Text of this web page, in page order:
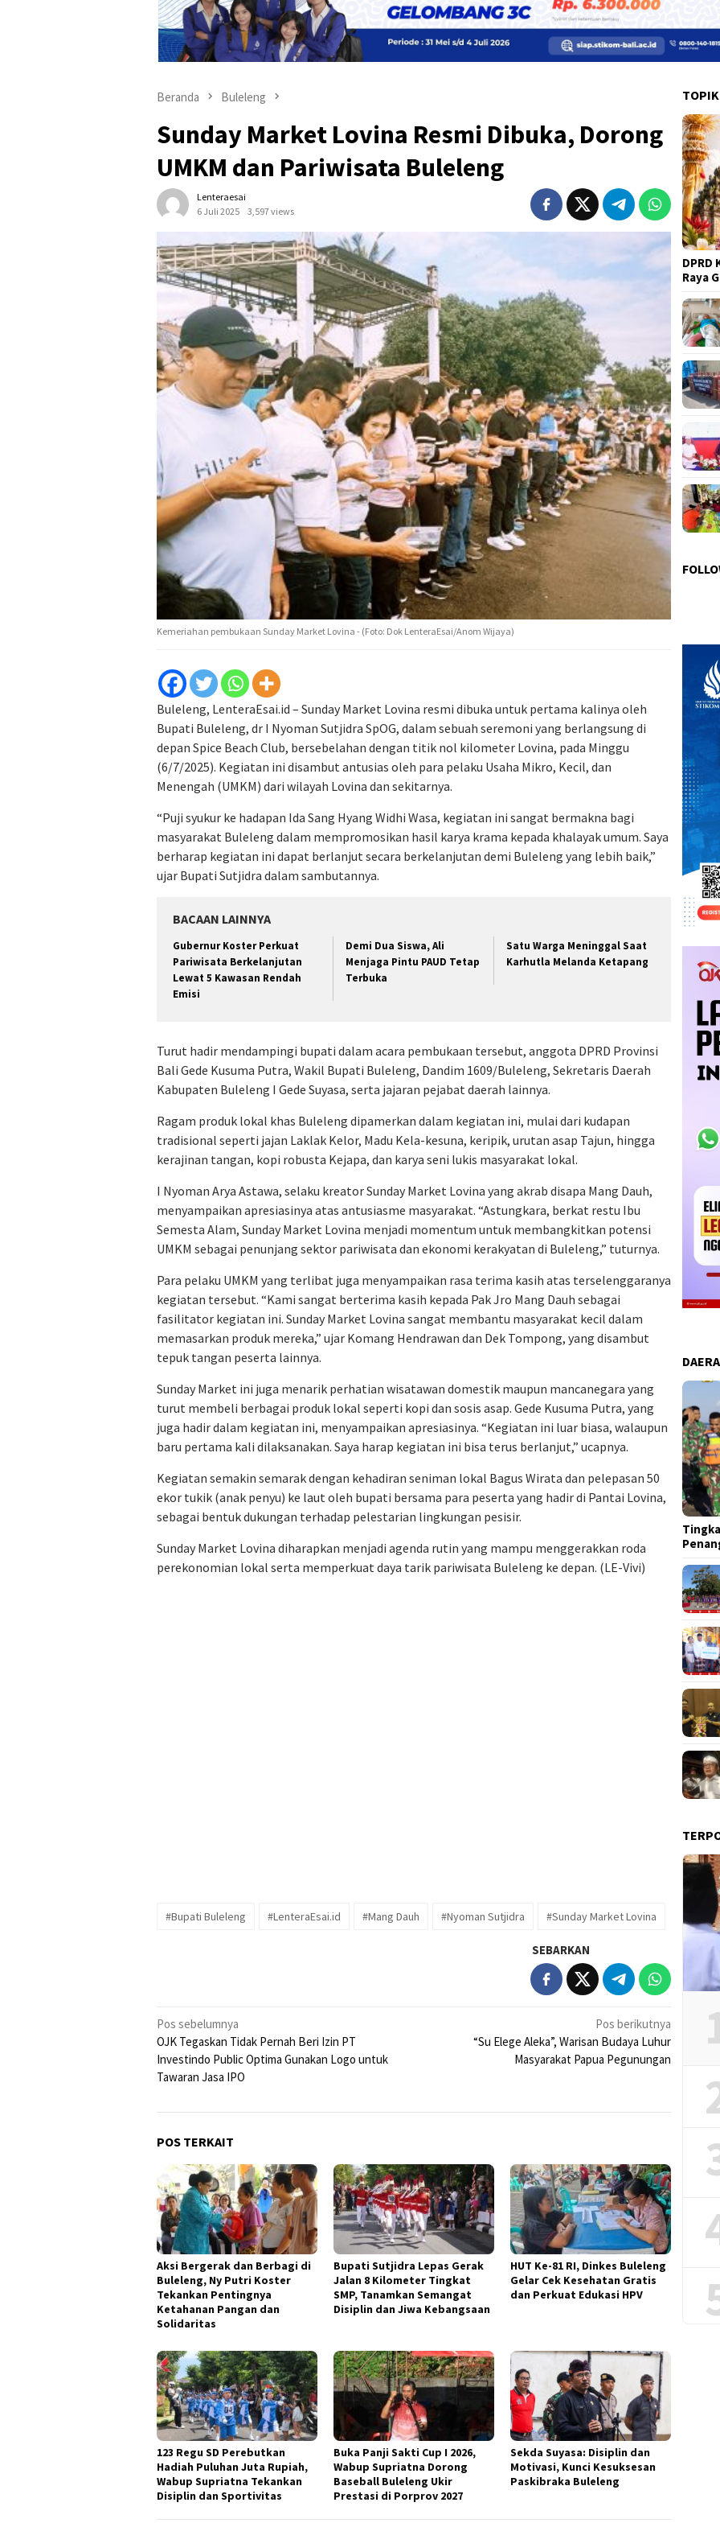
Beranda Buleleng
Sunday Market Lovina Resmi Dibuka, Dorong
UMKM dan Pariwisata Buleleng
Lenteraesai
6 Juli 2025
3,597 views
Kemeriahan pembukaan Sunday Market Lovina - (Foto: Dok LenteraEsai/Anom Wijaya)
Buleleng, LenteraEsai.id – Sunday Market Lovina resmi dibuka untuk pertama kalinya oleh
Bupati Buleleng, dr I Nyoman Sutjidra SpOG, dalam sebuah seremoni yang berlangsung di
depan Spice Beach Club, bersebelahan dengan titik nol kilometer Lovina, pada Minggu
(6/7/2025). Kegiatan ini disambut antusias oleh para pelaku Usaha Mikro, Kecil, dan
Menengah (UMKM) dari wilayah Lovina dan sekitarnya.
“Puji syukur ke hadapan Ida Sang Hyang Widhi Wasa, kegiatan ini sangat bermakna bagi
masyarakat Buleleng dalam mempromosikan hasil karya krama kepada khalayak umum. Saya
berharap kegiatan ini dapat berlanjut secara berkelanjutan demi Buleleng yang lebih baik,”
ujar Bupati Sutjidra dalam sambutannya.
BACAAN LAINNYA
Gubernur Koster Perkuat
Pariwisata Berkelanjutan
Lewat 5 Kawasan Rendah
Emisi
Demi Dua Siswa, Ali
Menjaga Pintu PAUD Tetap
Terbuka
Satu Warga Meninggal Saat
Karhutla Melanda Ketapang
Turut hadir mendampingi bupati dalam acara pembukaan tersebut, anggota DPRD Provinsi
Bali Gede Kusuma Putra, Wakil Bupati Buleleng, Dandim 1609/Buleleng, Sekretaris Daerah
Kabupaten Buleleng I Gede Suyasa, serta jajaran pejabat daerah lainnya.
Ragam produk lokal khas Buleleng dipamerkan dalam kegiatan ini, mulai dari kudapan
tradisional seperti jajan Laklak Kelor, Madu Kela-kesuna, keripik, urutan asap Tajun, hingga
kerajinan tangan, kopi robusta Kejapa, dan karya seni lukis masyarakat lokal.
I Nyoman Arya Astawa, selaku kreator Sunday Market Lovina yang akrab disapa Mang Dauh,
menyampaikan apresiasinya atas antusiasme masyarakat. “Astungkara, berkat restu Ibu
Semesta Alam, Sunday Market Lovina menjadi momentum untuk membangkitkan potensi
UMKM sebagai penunjang sektor pariwisata dan ekonomi kerakyatan di Buleleng,” tuturnya.
Para pelaku UMKM yang terlibat juga menyampaikan rasa terima kasih atas terselenggaranya
kegiatan tersebut. “Kami sangat berterima kasih kepada Pak Jro Mang Dauh sebagai
fasilitator kegiatan ini. Sunday Market Lovina sangat membantu masyarakat kecil dalam
memasarkan produk mereka,” ujar Komang Hendrawan dan Dek Tompong, yang disambut
tepuk tangan peserta lainnya.
Sunday Market ini juga menarik perhatian wisatawan domestik maupun mancanegara yang
turut membeli berbagai produk lokal seperti kopi dan sosis asap. Gede Kusuma Putra, yang
juga hadir dalam kegiatan ini, menyampaikan apresiasinya. “Kegiatan ini luar biasa, walaupun
baru pertama kali dilaksanakan. Saya harap kegiatan ini bisa terus berlanjut,” ucapnya.
Kegiatan semakin semarak dengan kehadiran seniman lokal Bagus Wirata dan pelepasan 50
ekor tukik (anak penyu) ke laut oleh bupati bersama para peserta yang hadir di Pantai Lovina,
sebagai bentuk dukungan terhadap pelestarian lingkungan pesisir.
Sunday Market Lovina diharapkan menjadi agenda rutin yang mampu menggerakkan roda
perekonomian lokal serta memperkuat daya tarik pariwisata Buleleng ke depan. (LE-Vivi)
#Bupati Buleleng #LenteraEsai.id #Mang Dauh #Nyoman Sutjidra #Sunday Market Lovina
SEBARKAN
Navigasi
pos
Pos sebelumnya
OJK Tegaskan Tidak Pernah Beri Izin PT
Investindo Public Optima Gunakan Logo untuk
Tawaran Jasa IPO
Pos berikutnya
“Su Elege Aleka”, Warisan Budaya Luhur
Masyarakat Papua Pegunungan
POS TERKAIT
Aksi Bergerak dan Berbagi di
Buleleng, Ny Putri Koster
Tekankan Pentingnya
Ketahanan Pangan dan
Solidaritas
Bupati Sutjidra Lepas Gerak
Jalan 8 Kilometer Tingkat
SMP, Tanamkan Semangat
Disiplin dan Jiwa Kebangsaan
HUT Ke-81 RI, Dinkes Buleleng
Gelar Cek Kesehatan Gratis
dan Perkuat Edukasi HPV
123 Regu SD Perebutkan
Hadiah Puluhan Juta Rupiah,
Wabup Supriatna Tekankan
Disiplin dan Sportivitas
Buka Panji Sakti Cup I 2026,
Wabup Supriatna Dorong
Baseball Buleleng Ukir
Prestasi di Porprov 2027
Sekda Suyasa: Disiplin dan
Motivasi, Kunci Kesuksesan
Paskibraka Buleleng
DPRD
Raya